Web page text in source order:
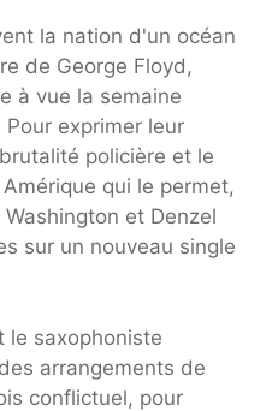
la nation d'un océan
de George Floyd,
à vue la semaine
exprimer leur
policière et le
qui le permet,
et Denzel
sur un nouveau single
le saxophoniste
arrangements de
conflictuel, pour